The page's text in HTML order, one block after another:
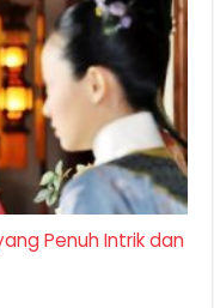
Penuh Intrik dan